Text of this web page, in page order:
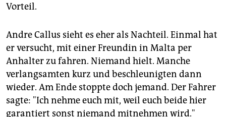
Vorteil.
Andre Callus sieht es eher als Nachteil. Einmal hat
er versucht, mit einer Freundin in Malta per
Anhalter zu fahren. Niemand hielt. Manche
verlangsamten kurz und beschleunigten dann
wieder. Am Ende stoppte doch jemand. Der Fahrer
sagte: "Ich nehme euch mit, weil euch beide hier
garantiert sonst niemand mitnehmen wird."